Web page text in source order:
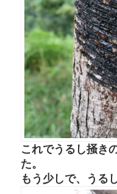
これでうるし掻き
た。
もう少しで、うる